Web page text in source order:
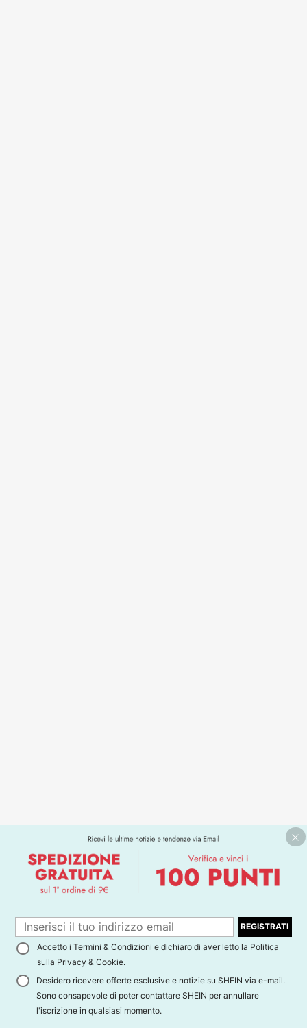
REGISTRATI
Accetto i Termini & Condizioni e dichiaro di aver letto la Politica
sulla Privacy & Cookie.
Desidero ricevere offerte esclusive e notizie su SHEIN via e-mail.
Sono consapevole di poter contattare SHEIN per annullare
l'iscrizione in qualsiasi momento.